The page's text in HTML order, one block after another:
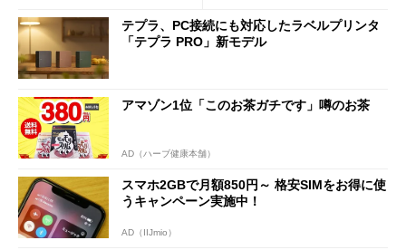
テプラ、PC接続にも対応したラベルプリンタ
「テプラ PRO」新モデル
アマゾン1位「このお茶ガチです」噂のお茶
AD（ハーブ健康本舗）
スマホ2GBで月額850円～ 格安SIMをお得に使
うキャンペーン実施中！
AD（IIJmio）